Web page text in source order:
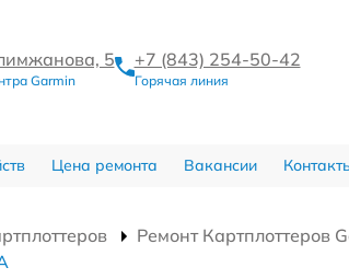
5
Garmin
+7 (843) 254-50-42
Горячая линия
Цена ремонта Вакансии
Ремонт Картплоттеров